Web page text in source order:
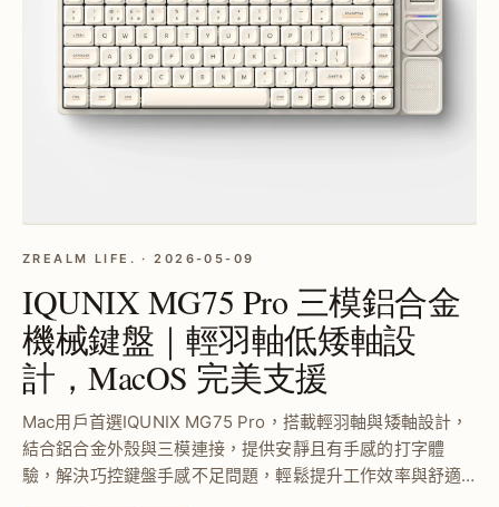
ZREALM LIFE. · 2026-05-09
IQUNIX MG75 Pro 三模鋁合金
機械鍵盤｜輕羽軸低矮軸設
計，MacOS 完美支援
Mac用戶首選IQUNIX MG75 Pro，搭載輕羽軸與矮軸設計，
結合鋁合金外殼與三模連接，提供安靜且有手感的打字體
驗，解決巧控鍵盤手感不足問題，輕鬆提升工作效率與舒適